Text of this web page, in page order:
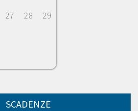
27 28
29
SCADENZE